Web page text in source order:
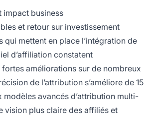
business
et retour sur investissement
qui mettent en place l’intégration de
d’affiliation constatent
améliorations sur de nombreux
de l’attribution s’améliore de 15
modèles avancés d’attribution multi-
vision plus claire des affiliés et